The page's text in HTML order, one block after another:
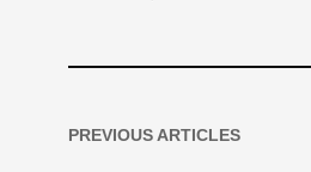
PREVIOUS ARTICLES